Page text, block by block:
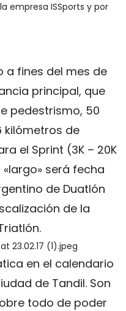
empresa ISSports y por
a fines del mes de
principal, que
pedestrismo, 50
kilómetros de
el Sprint (3K – 20K
«largo» será fecha
de Duatlón
de la
en el calendario
de Tandil. Son
todo de poder